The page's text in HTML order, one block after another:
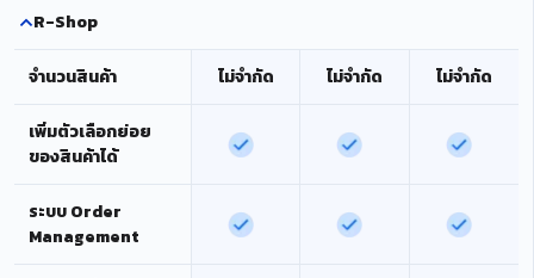
R-Shop
จำนวนสินค้า ไม่จำกัด ไม่จำกัด ไม่จำกัด
เพิ่มตัวเลือกย่อย
ของสินค้าได้
ระบบ Order
Management